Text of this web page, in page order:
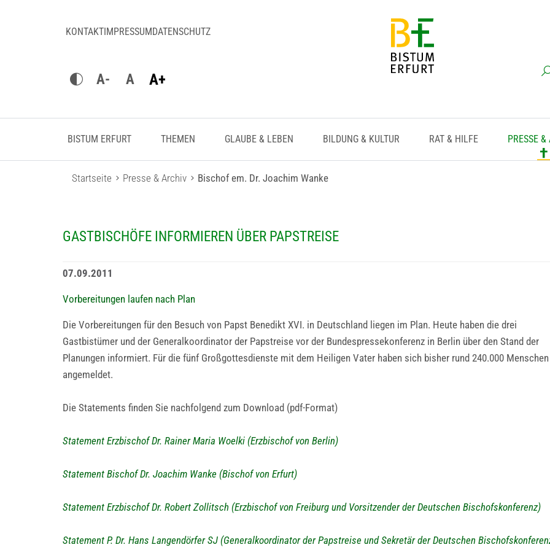
KONTAKTIMPRESSUMDATENSCHUTZ
A- A A+
BISTUM ERFURT THEMEN GLAUBE & LEBEN BILDUNG & KULTUR RAT & HILFE PRESSE
Startseite Presse & Archiv Bischof em. Dr. Joachim Wanke
GASTBISCHÖFE INFORMIEREN ÜBER PAPSTREISE
07.09.2011
Vorbereitungen laufen nach Plan
Die Vorbereitungen für den Besuch von Papst Benedikt XVI. in Deutschland liegen im Plan. Heute haben die drei
Gastbistümer und der Generalkoordinator der Papstreise vor der Bundespressekonferenz in Berlin über den Stand der
Planungen informiert. Für die fünf Großgottesdienste mit dem Heiligen Vater haben sich bisher rund 240.000 Menschen
angemeldet.
Die Statements finden Sie nachfolgend zum Download (pdf-Format)
Statement Erzbischof Dr. Rainer Maria Woelki (Erzbischof von Berlin)
Statement Bischof Dr. Joachim Wanke (Bischof von Erfurt)
Statement Erzbischof Dr. Robert Zollitsch (Erzbischof von Freiburg und Vorsitzender der Deutschen Bischofskonferenz)
Statement P. Dr. Hans Langendörfer SJ (Generalkoordinator der Papstreise und Sekretär der Deutschen